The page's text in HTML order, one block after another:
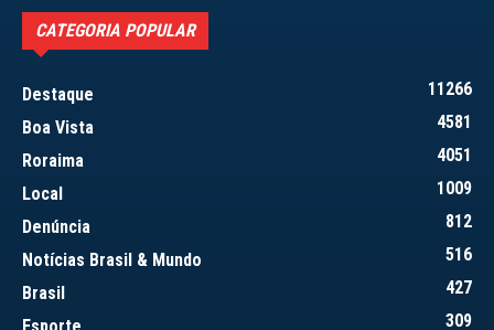
CATEGORIA POPULAR
Destaque
11266
Boa Vista
4581
Roraima
4051
Local
1009
Denúncia
812
Notícias Brasil & Mundo
516
Brasil
427
Esporte
309